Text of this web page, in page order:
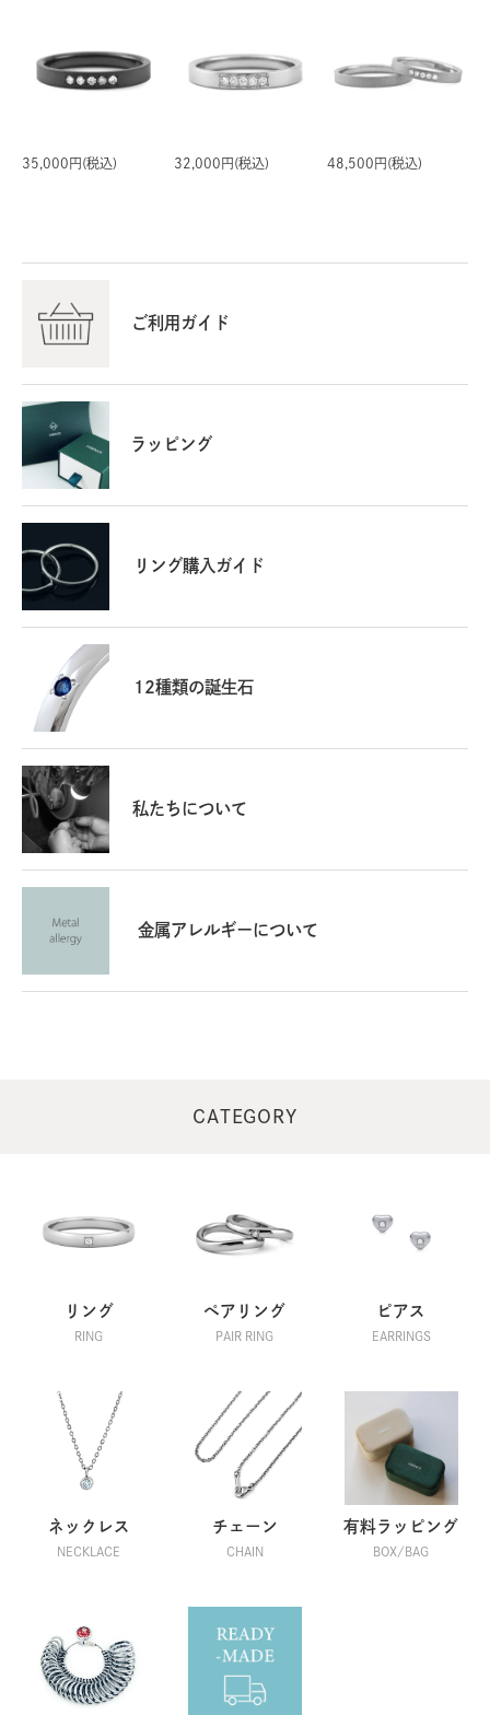
35,000円(税込) 32,000円(税込) 48,500円(税込)
ご利用ガイド
ラッピング
リング購入ガイド
12種類の誕生石
私たちについて
金属アレルギーについて
CATEGORY
リング
RING
ペアリング
PAIR RING
ピアス
EARRINGS
ネックレス
NECKLACE
チェーン
CHAIN
有料ラッピング
BOX/BAG